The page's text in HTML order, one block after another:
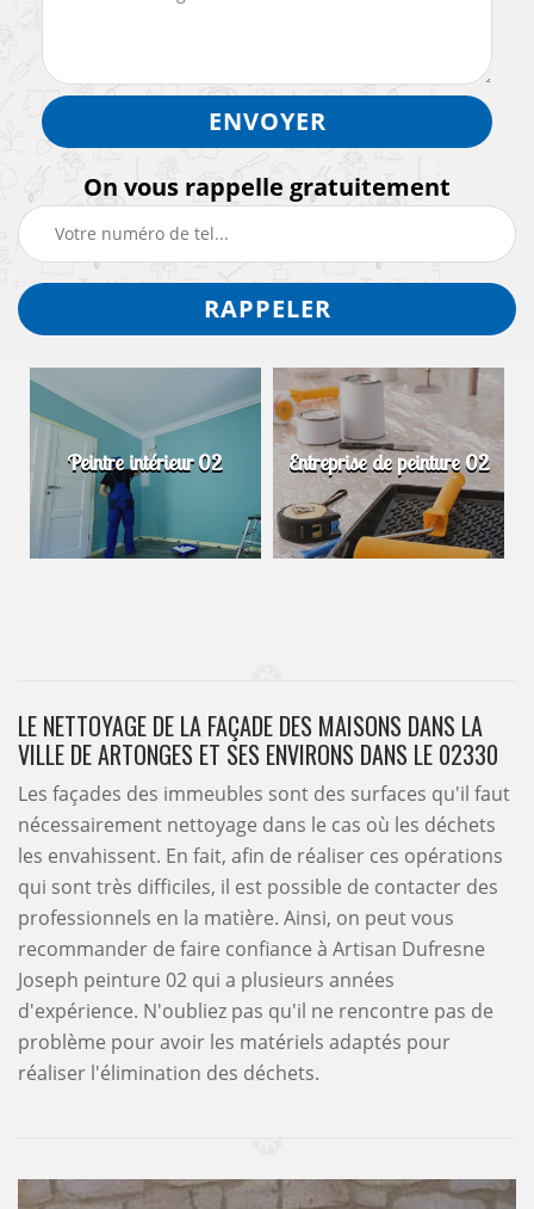
On vous rappelle gratuitement
Peintre intérieur 02 Entreprise de peinture 02
LE NETTOYAGE DE LA FAÇADE DES MAISONS DANS LA
VILLE DE ARTONGES ET SES ENVIRONS DANS LE 02330
Les façades des immeubles sont des surfaces qu'il faut
nécessairement nettoyage dans le cas où les déchets
les envahissent. En fait, afin de réaliser ces opérations
qui sont très difficiles, il est possible de contacter des
professionnels en la matière. Ainsi, on peut vous
recommander de faire confiance à Artisan Dufresne
Joseph peinture 02 qui a plusieurs années
d'expérience. N'oubliez pas qu'il ne rencontre pas de
problème pour avoir les matériels adaptés pour
réaliser l'élimination des déchets.